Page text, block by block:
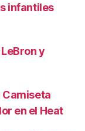
infantiles
y
Camiseta
en el Heat